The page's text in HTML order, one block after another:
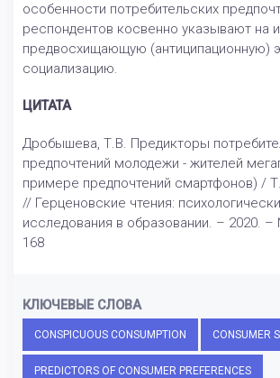
особенности потребительских
респондентов косвенно указывают на
предвосхищающую (антиципационную)
социализацию.
ЦИТАТА
Дробышева, Т.В. Предикторы
предпочтений молодежи - жителей
примере предпочтений смартфонов) /
// Герценовские чтения:
исследования в образовании. – 2020.
168
КЛЮЧЕВЫЕ СЛОВА
CONSPICUOUS CONSUMPTION CONSUMER
PREDICTORS OF CONSUMER PREFERENCES